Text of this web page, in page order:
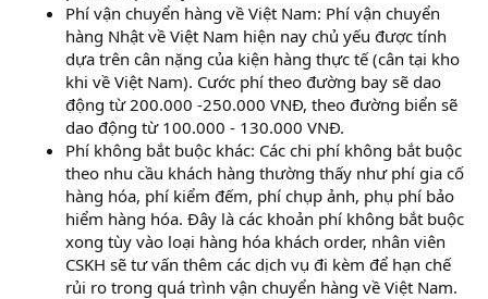
Phí vận chuyển hàng về Việt Nam: Phí vận chuyển
hàng Nhật về Việt Nam hiện nay chủ yếu được tính
dựa trên cân nặng của kiện hàng thực tế (cân tại kho
khi về Việt Nam). Cước phí theo đường bay sẽ dao
động từ 200.000 -250.000 VNĐ, theo đường biển sẽ
dao động từ 100.000 - 130.000 VNĐ.
Phí không bắt buộc khác: Các chi phí không bắt buộc
theo nhu cầu khách hàng thường thấy như phí gia cố
hàng hóa, phí kiểm đếm, phí chụp ảnh, phụ phí bảo
hiểm hàng hóa. Đây là các khoản phí không bắt buộc
xong tùy vào loại hàng hóa khách order, nhân viên
CSKH sẽ tư vấn thêm các dịch vụ đi kèm để hạn chế
rủi ro trong quá trình vận chuyển hàng về Việt Nam.